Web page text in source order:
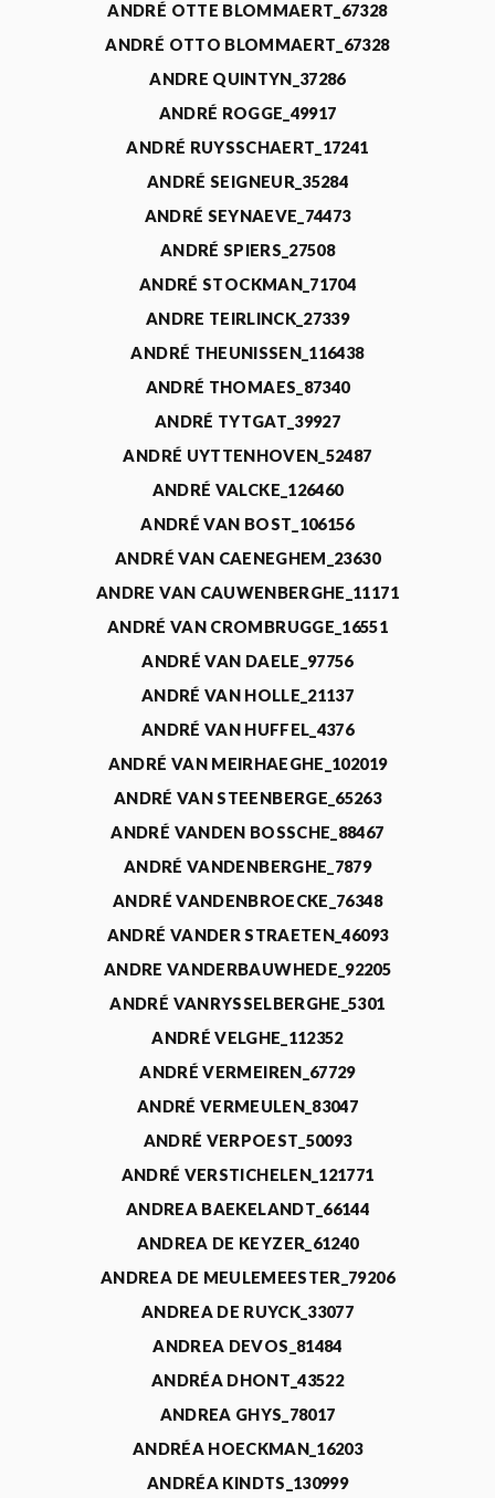
ANDRÉ OTTE BLOMMAERT_67328
ANDRÉ OTTO BLOMMAERT_67328
ANDRE QUINTYN_37286
ANDRÉ ROGGE_49917
ANDRÉ RUYSSCHAERT_17241
ANDRÉ SEIGNEUR_35284
ANDRÉ SEYNAEVE_74473
ANDRÉ SPIERS_27508
ANDRÉ STOCKMAN_71704
ANDRE TEIRLINCK_27339
ANDRÉ THEUNISSEN_116438
ANDRÉ THOMAES_87340
ANDRÉ TYTGAT_39927
ANDRÉ UYTTENHOVEN_52487
ANDRÉ VALCKE_126460
ANDRÉ VAN BOST_106156
ANDRÉ VAN CAENEGHEM_23630
ANDRE VAN CAUWENBERGHE_11171
ANDRÉ VAN CROMBRUGGE_16551
ANDRÉ VAN DAELE_97756
ANDRÉ VAN HOLLE_21137
ANDRÉ VAN HUFFEL_4376
ANDRÉ VAN MEIRHAEGHE_102019
ANDRÉ VAN STEENBERGE_65263
ANDRÉ VANDEN BOSSCHE_88467
ANDRÉ VANDENBERGHE_7879
ANDRÉ VANDENBROECKE_76348
ANDRÉ VANDER STRAETEN_46093
ANDRE VANDERBAUWHEDE_92205
ANDRÉ VANRYSSELBERGHE_5301
ANDRÉ VELGHE_112352
ANDRÉ VERMEIREN_67729
ANDRÉ VERMEULEN_83047
ANDRÉ VERPOEST_50093
ANDRÉ VERSTICHELEN_121771
ANDREA BAEKELANDT_66144
ANDREA DE KEYZER_61240
ANDREA DE MEULEMEESTER_79206
ANDREA DE RUYCK_33077
ANDREA DEVOS_81484
ANDRÉA DHONT_43522
ANDREA GHYS_78017
ANDRÉA HOECKMAN_16203
ANDRÉA KINDTS_130999